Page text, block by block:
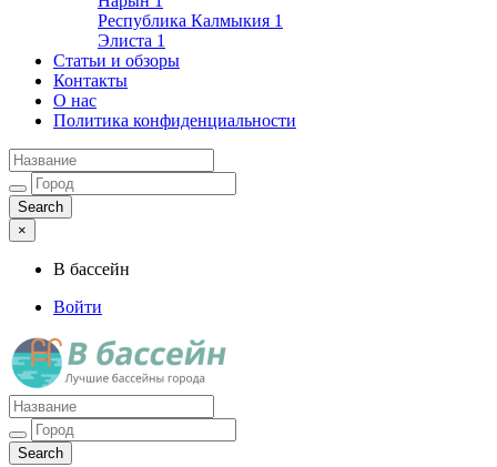
Республика Калмыкия 1
Элиста 1
Статьи и обзоры
Контакты
О нас
Политика конфиденциальности
×
В бассейн
Войти
Лучшие бассейны города